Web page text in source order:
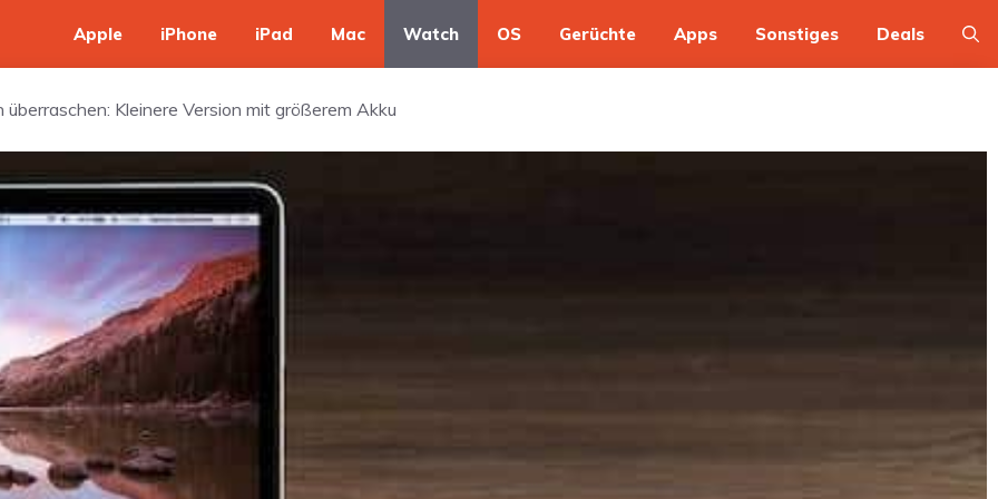
Apple iPhone iPad Mac Watch OS Gerüchte Apps Sonstiges Deals
Kleinere Version mit größerem Akku